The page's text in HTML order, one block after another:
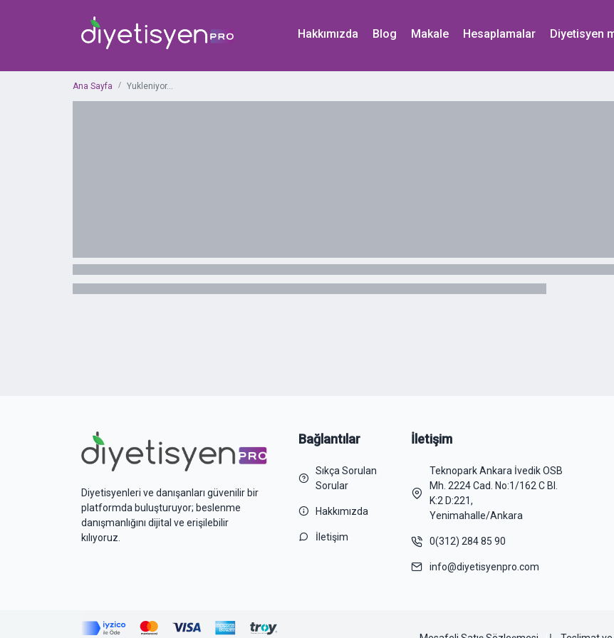
Hakkımızda Blog Makale Hesaplamalar Diyetisyen
Ana Sayfa Yukleniyor...
Diyetisyenleri ve danışanları güvenilir bir
platformda buluşturuyor; beslenme
danışmanlığını dijital ve erişilebilir
kılıyoruz.
Bağlantılar
Sıkça Sorulan
Sorular
Hakkımızda
İletişim
İletişim
Teknopark Ankara İvedik OSB
Mh. 2224 Cad. No:1/162 C Bl.
K:2 D:221,
Yenimahalle/Ankara
0(312) 284 85 90
info@diyetisyenpro.com